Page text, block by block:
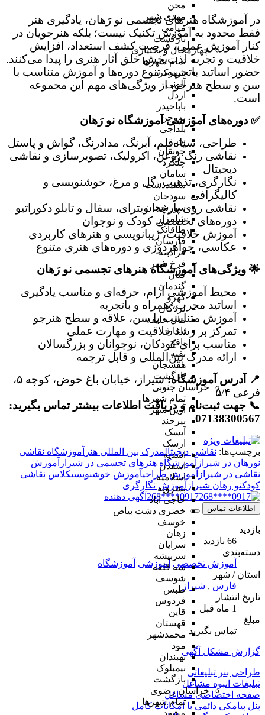
مجن
مهدی شهر
میامی
بازگشت
چهارمحال و بختیاری
تمام شهر‌ها
شهرکرد
آلونی
اردل
باباحیدر
بروجن
بلداجی
بن
جونقان
چلگرد
سامان
سفیددشت
سودجان
سورشجان
شلمزار
طاقانک
فارسان
فرادبنه
فرخ شهر
کیان
گندمان
گهرو
لردگان
مال خلیفه
ناغان
نافچ
نقنه
هفشجان
بازگشت
خراسان جنوبی
تمام شهر‌ها
آرین شهر
بیرجند
آیسک
ارسک
اسدیه
اسفدن
اسلامیه
بشرویه
حاجی آباد
خضری دشت بیاض
خوسف
زهان
سرایان
سربیشه
سه قلعه
شوسف
طبس
فردوس
قاین
قهستان
محمدشهر
مود
نهبندان
نیمبلوک
بازگشت
خراسان رضوی
تمام شهر‌ها
در آموزشگاه هنرهای تجسمی نو رَهان، یادگیری هنر
فقط محدود به آموزش تکنیک نیست؛ بلکه هنرجویان در
کنار آموزش عملی، فرصت کشف استعداد، افزایش
خلاقیت و تجربه لذت‌بخش خلق آثار هنری را پیدا می‌کنند.
حضور اساتید باتجربه، تنوع دوره‌ها و آموزش متناسب با
سن و سطح هنرجو، از ویژگی‌های مهم این مجموعه
است.
✅ دوره‌های آموزشی آموزشگاه نو رَهان
طراحی، سیاه‌قلم، آبرنگ، مدادرنگ، گواش و پاستل
نقاشی رنگ روغن، اکرولیک، تصویرسازی و نقاشی
دیجیتال
نگارگری، تذهیب، گل و مرغ، خوشنویسی و
کالیگرافی
نقاشی روی پارچه، ویترای، سفال و تابلو دکوراتیو
دوره‌های تخصصی کودک و نوجوان
آموزش خلاقیت، زیبانویسی و هنرهای کاربردی
عکاسی، جواهردوزی و دوره‌های هنری متنوع
🌟 ویژگی‌های آموزشگاه هنرهای تجسمی نو رَهان
محیط آموزشی آرام، حرفه‌ای و مناسب یادگیری
اساتید مجرب، همراه و باتجربه
آموزش متناسب با سن، علاقه و سطح هنرجو
تمرکز بر رشد خلاقیت و مهارت عملی
مناسب برای کودکان، نوجوانان و بزرگسالان
ارائه مدرک بین‌المللی و قابل ترجمه
📍 آدرس آموزشگاه:
شیراز، خیابان باغ حوض، کوچه ۵،
فرعی ۵/۴
📞 جهت ثبت‌نام و دریافت اطلاعات بیشتر تماس بگیرید:
07138300567
برچسب‌ها: نقاشی دیجیتالمدرک بین المللی هنر آموزشگاه نقاشی
نورهان در شیراز آموزشگاه هنرهای تجسمی در شیراز آموزش
نقاشی در شیراز آموزش طراحیآموزش خوشنویسیکلاس نقاشی
کودکنو رهان شیراز آموزش نگارگری
0917****268
آگهی دهنده
اطلاعات تماس
بازدید
66 بازدید
دسته‌بندی
آموزش تخصصی آموزشی
آموزشگاه
استان / شهر
فارس, شیراز
تاریخ انتشار
1 ماه قبل
مبلغ
تماس بگیرید
گزارش مشکل آگهی
طراحی بنر تبلیغاتی
تبلیغات انبوه مشاغل
صفحه اختصاصی مشاغل
پنل پیامکی دائمی با امکانات کامل